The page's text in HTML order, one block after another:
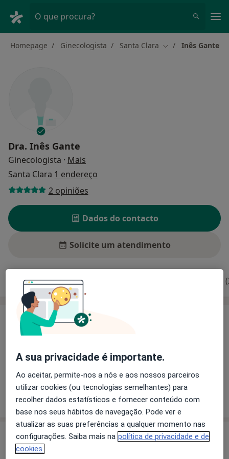
O que procura?
Homepage Ginecologista Santa Clara Mudar de cidade
Inês Gante
Dra. Inês Gante
Ginecologista · Mais
Santa Clara 1 endereço
2 opiniões
Dados do contacto
Solicite um atendimento
Experiência Preços Opiniões
Experiência
Principais doenças tratadas
Doenças Vaginais
Anovulação Menopausa
Mostrar mais detalhes
sobre a experiência
Serviços e preços
Primeira consulta Ginecologia - Obstetricia
A sua privacidade é importante.
Ao aceitar, permite-nos a nós e aos nossos parceiros
utilizar cookies (ou tecnologias semelhantes) para
recolher dados estatísticos e fornecer conteúdo com
base nos seus hábitos de navegação. Pode ver e
atualizar as suas preferências a qualquer momento nas
configurações. Saiba mais na política de privacidade e de
cookies.